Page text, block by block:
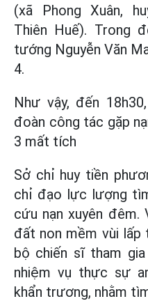
(xã Phong Xuân,
Thiên Huế). Trong
tướng Nguyễn Văn
4.
Như vậy, đến
đoàn công tác gặp
3 mất tích
Sở chỉ huy tiền
chỉ đạo lực lượng
cứu nạn xuyên
đất non mềm vùi lấp
bộ chiến sĩ tham
nhiệm vụ thực sự
khẩn trương, nhằm